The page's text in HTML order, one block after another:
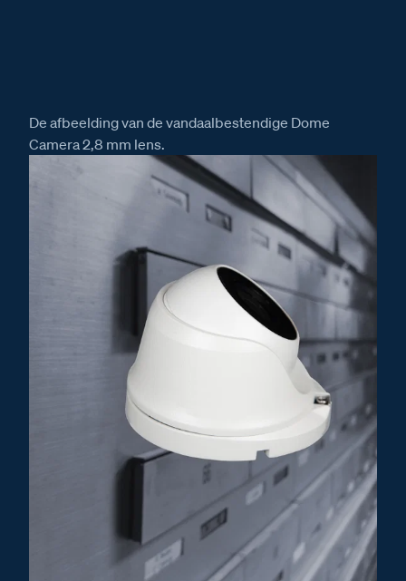
De afbeelding van de vandaalbestendige Dome
Camera 2,8 mm lens.